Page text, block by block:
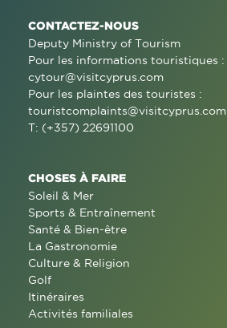
CONTACTEZ-NOUS
Deputy Ministry of Tourism
Pour les informations touristiques :
cytour@visitcyprus.com
Pour les plaintes des touristes :
touristcomplaints@visitcyprus.com
T: (+357) 22691100
CHOSES À FAIRE
Soleil & Mer
Sports & Entraînement
Santé & Bien-être
La Gastronomie
Culture & Religion
Golf
Itinéraires
Activités familiales